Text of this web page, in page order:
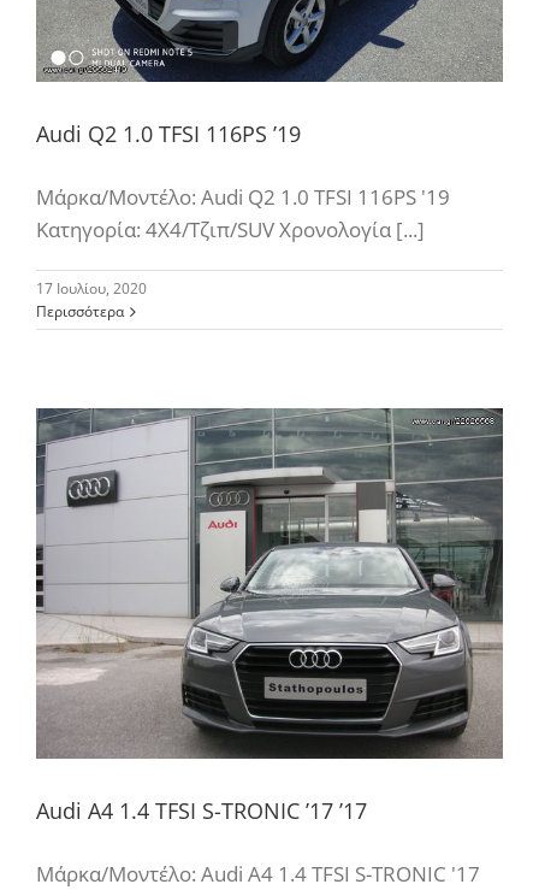
Audi Q2 1.0 TFSI 116PS ’19
Μάρκα/Μοντέλο: Audi Q2 1.0 TFSI 116PS '19
Κατηγορία: 4Χ4/Τζιπ/SUV Χρονολογία [...]
17 Ιουλίου, 2020
Περισσότερα
Audi A4 1.4 TFSI S-TRONIC ’17 ’17
Μάρκα/Μοντέλο: Audi A4 1.4 TFSI S-TRONIC '17